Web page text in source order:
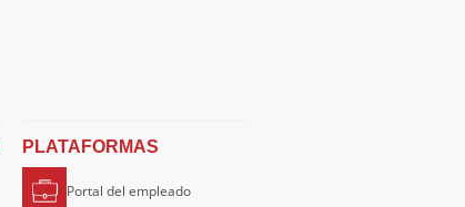
PLATAFORMAS
Portal del empleado